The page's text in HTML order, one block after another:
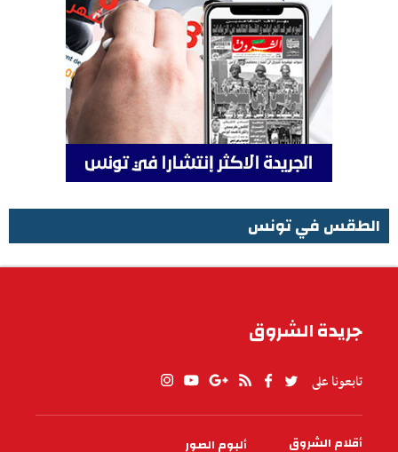
الطقس في تونس
جريدة الشروق
تابعونا على
PIED
أقلام الشروق ألبوم الصور